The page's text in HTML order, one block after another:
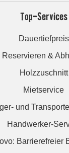
Top-Services
Dauertiefpreis
Reservieren &
Holzzuschnitt
Mietservice
und
Handwerker-
Barrierefreier